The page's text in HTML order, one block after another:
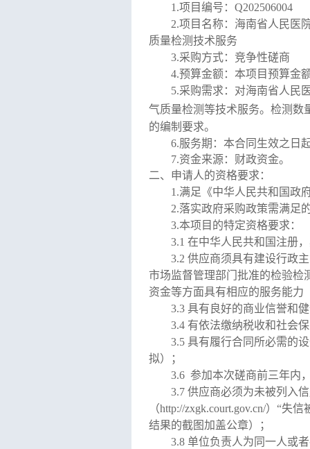
1.项目编号：Q202506004
2.项目名称： 海南省人民医
质量检测技术服务
3.采购方式：竞争性磋商
4.预算金额：本项目预算金
5.采购需求：对海南省人民
气质量检测等技术服务。 检测数
的编制要求。
6.服务期：本合同生效之日
7.资金来源：财政资金。
二、申请人的资格要求：
1.满足《中华人民共和国政
2.落实政府采购政策需满足
3.本项目的特定资格要求：
3.1 在中华人民共和国注册
3.2 供应商须具有建设行政
市场监督管理部门批准的检验检
资金等方面具有相应的服务能力
3.3 具有良好的商业信誉和
3.4 有依法缴纳税收和社会
3.5 具有履行合同所必需的
拟）；
3.6 参加本次磋商前三年内
3.7 供应商必须为未被列入
（http://zxgk.court.gov.cn/）“失
结果的截图加盖公章）；
3.8 单位负责人为同一人或